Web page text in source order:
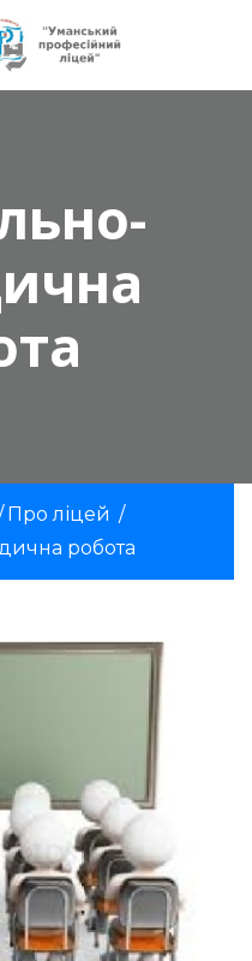
Про ліцей /
робота